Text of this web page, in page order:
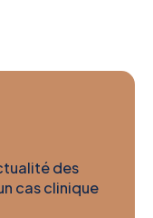
des
cas clinique